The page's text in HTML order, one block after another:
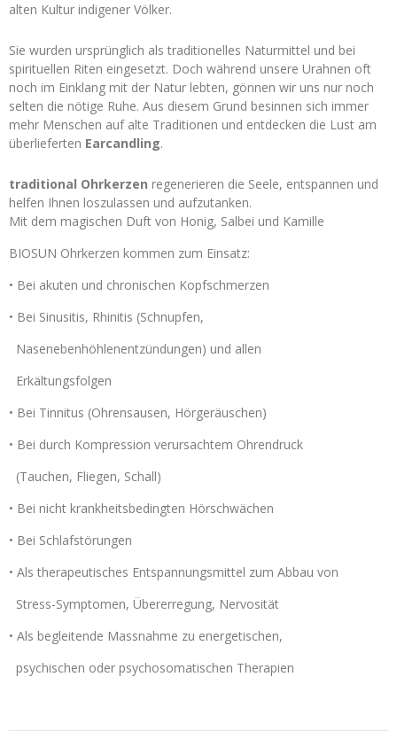
alten Kultur indigener Völker.
Sie wurden ursprünglich als traditionelles Naturmittel und bei
spirituellen Riten eingesetzt. Doch während unsere Urahnen oft
noch im Einklang mit der Natur lebten, gönnen wir uns nur noch
selten die nötige Ruhe. Aus diesem Grund besinnen sich immer
mehr Menschen auf alte Traditionen und entdecken die Lust am
überlieferten Earcandling.
traditional Ohrkerzen regenerieren die Seele, entspannen und
helfen Ihnen loszulassen und aufzutanken.
Mit dem magischen Duft von Honig, Salbei und Kamille
BIOSUN Ohrkerzen kommen zum Einsatz:
• Bei akuten und chronischen Kopfschmerzen
• Bei Sinusitis, Rhinitis (Schnupfen,
Nasenebenhöhlenentzündungen) und allen
Erkältungsfolgen
• Bei Tinnitus (Ohrensausen, Hörgeräuschen)
• Bei durch Kompression verursachtem Ohrendruck
(Tauchen, Fliegen, Schall)
• Bei nicht krankheitsbedingten Hörschwächen
• Bei Schlafstörungen
• Als therapeutisches Entspannungsmittel zum Abbau von
Stress-Symptomen, Übererregung, Nervosität
• Als begleitende Massnahme zu energetischen,
psychischen oder psychosomatischen Therapien